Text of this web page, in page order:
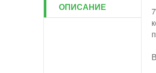
ОПИСАНИЕ